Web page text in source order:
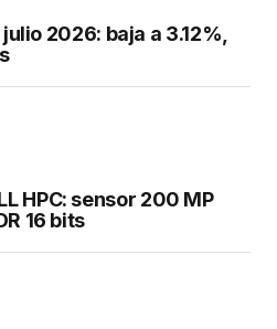
2026: baja a 3.12%,
HPC: sensor 200 MP
16 bits